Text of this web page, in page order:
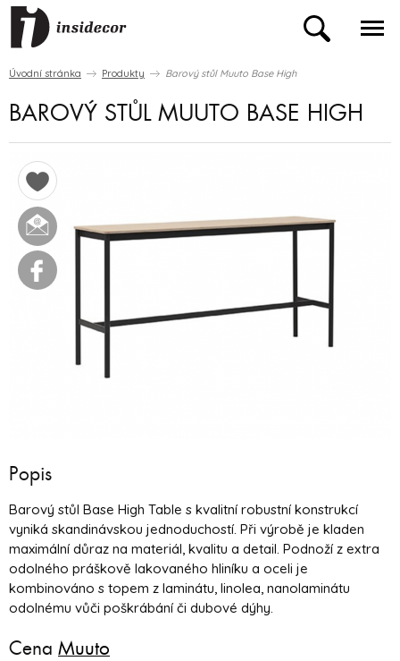
Úvodní stránka Produkty Barový stůl Muuto Base High
BAROVÝ STŮL MUUTO BASE HIGH
Popis
Barový stůl Base High Table s kvalitní robustní konstrukcí
vyniká skandinávskou jednoduchostí. Při výrobě je kladen
maximální důraz na materiál, kvalitu a detail. Podnoží z extra
odolného práškově lakovaného hliníku a oceli je
kombinováno s topem z laminátu, linolea, nanolaminátu
odolnému vůči poškrábání či dubové dýhy.
Cena Muuto